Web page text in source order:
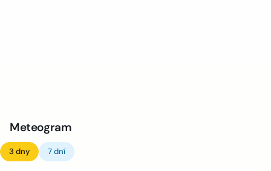
Meteogram
3 dny 7 dní